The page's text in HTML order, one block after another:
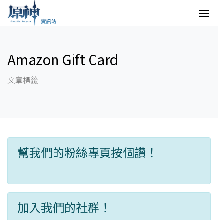
Amazon Gift Card
文章標籤
幫我們的粉絲專頁按個讚！
加入我們的社群！